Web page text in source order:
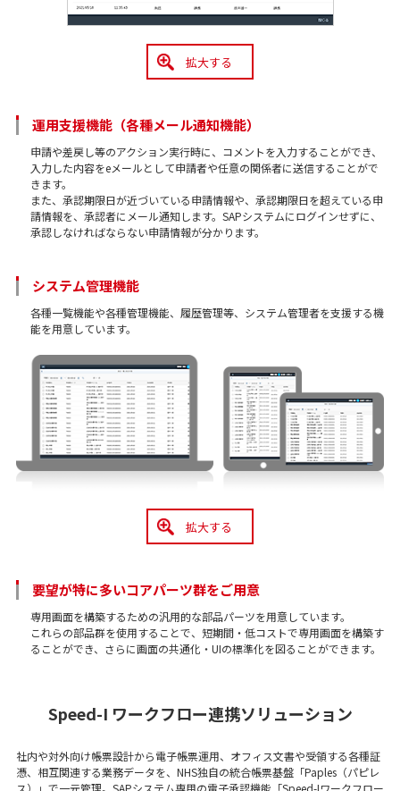
拡大する
運用支援機能（各種メール通知機能）
申請や差戻し等のアクション実行時に、コメントを入力することができ、
入力した内容をeメールとして申請者や任意の関係者に送信することがで
きます。
また、承認期限日が近づいている申請情報や、承認期限日を超えている申
請情報を、承認者にメール通知します。SAPシステムにログインせずに、
承認しなければならない申請情報が分かります。
システム管理機能
各種一覧機能や各種管理機能、履歴管理等、システム管理者を支援する機
能を用意しています。
拡大する
要望が特に多いコアパーツ群をご用意
専用画面を構築するための汎用的な部品パーツを用意しています。
これらの部品群を使用することで、短期間・低コストで専用画面を構築す
ることができ、さらに画面の共通化・UIの標準化を図ることができます。
Speed-I ワークフロー連携ソリューション
社内や対外向け帳票設計から電子帳票運用、オフィス文書や受領する各種証
憑、相互関連する業務データを、NHS独自の統合帳票基盤「Paples（パピレ
ス）」で一元管理。SAPシステム専用の電子承認機能「Speed-Iワークフロー